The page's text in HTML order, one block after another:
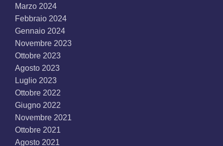
Marzo 2024
Febbraio 2024
Gennaio 2024
Novembre 2023
Ottobre 2023
Agosto 2023
Luglio 2023
Ottobre 2022
Giugno 2022
Novembre 2021
Ottobre 2021
Agosto 2021